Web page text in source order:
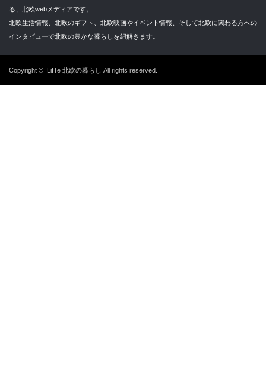
る、北欧webメディアです。
北欧生活情報、北欧のギフト、北欧映画やイベント情報、そして北欧に関わる方への
インタビューで北欧の豊かな暮らしを紐解きます。
Copyright © LifTe 北欧の暮らし All rights reserved.